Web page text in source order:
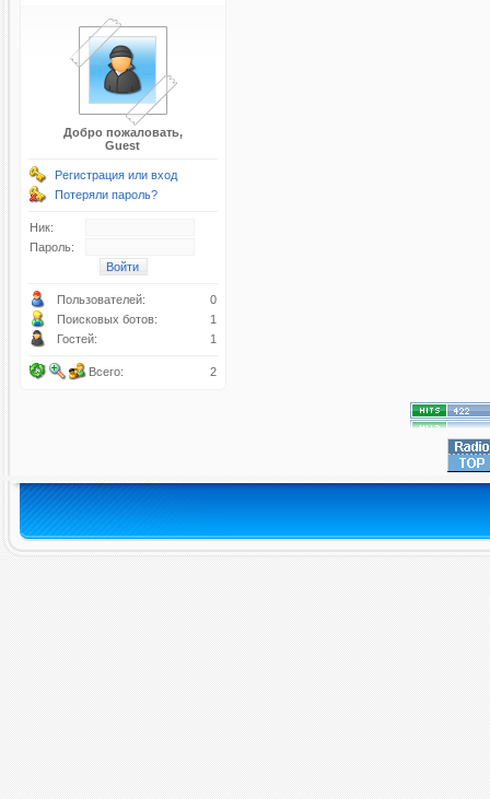
Добро пожаловать,
Guest
Регистрация или вход
Потеряли пароль?
Ник:
Пароль:
Пользователей:
0
Поисковых ботов:
1
Гостей:
1
Всего: 2